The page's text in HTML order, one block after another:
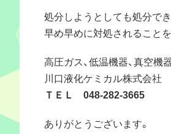
処分しようとしても処分で
早め早めに対処されること
高圧ガス、低温機器、真空機
川口液化ケミカル株式会社
ＴＥＬ 048-282-3665
ありがとうございます。